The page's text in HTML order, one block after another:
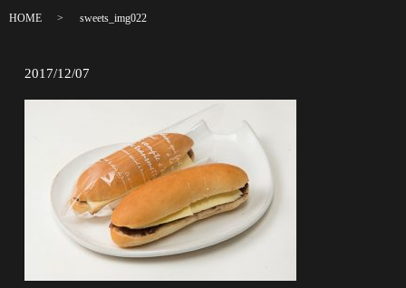
HOME sweets_img022
2017/12/07